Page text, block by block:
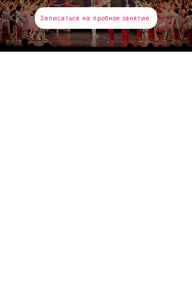
Записаться на пробное занятие